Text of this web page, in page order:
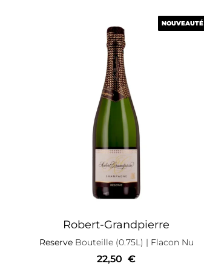
NOUVEAUTÉ
Robert-Grandpierre
ReserveBouteille (0.75L) | Flacon Nu
NOUVEAUTÉ
22,50 €